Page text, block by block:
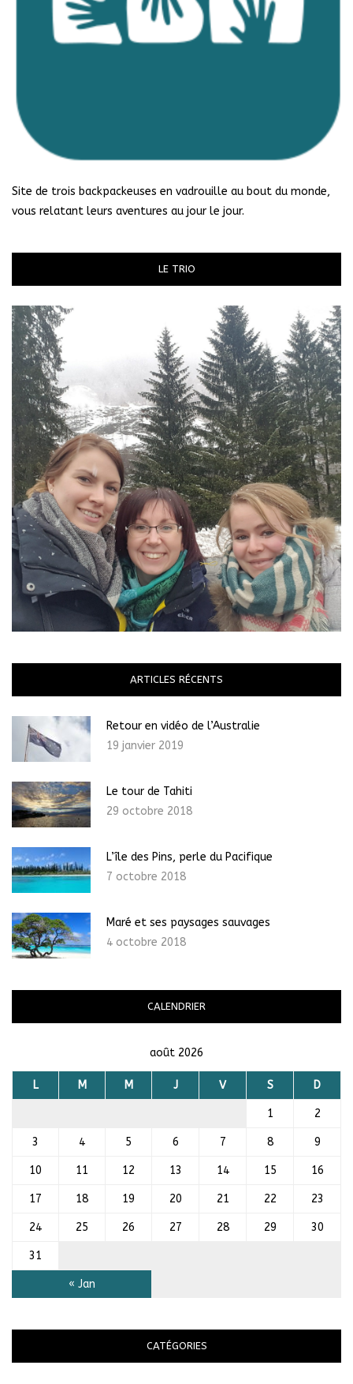
Site de trois backpackeuses en vadrouille au bout du monde,
vous relatant leurs aventures au jour le jour.
LE TRIO
ARTICLES RÉCENTS
Retour en vidéo de l’Australie
19 janvier 2019
Le tour de Tahiti
29 octobre 2018
L’île des Pins, perle du Pacifique
7 octobre 2018
Maré et ses paysages sauvages
4 octobre 2018
CALENDRIER
août 2026
L M M J V S D
« Jan
1 2
3 4 5 6 7 8 9
10 11 12 13 14 15 16
17 18 19 20 21 22 23
24 25 26 27 28 29 30
31
CATÉGORIES